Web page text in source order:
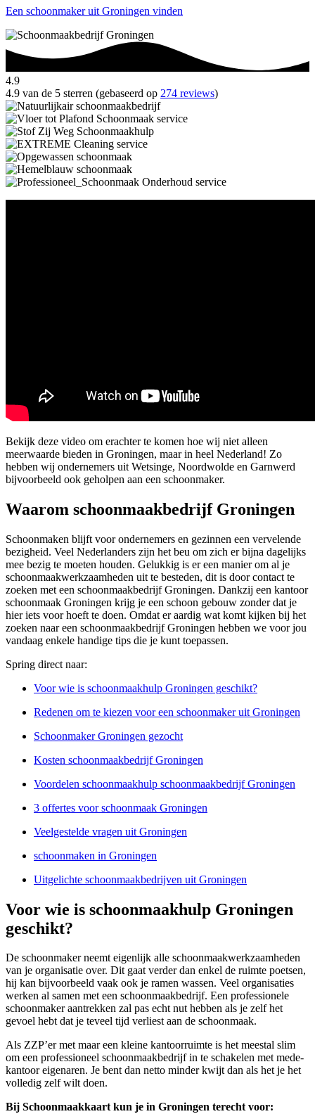
Een schoonmaker uit Groningen vinden
4.9
4.9 van de 5 sterren (gebaseerd op 274 reviews)
Bekijk deze video om erachter te komen hoe wij niet alleen
meerwaarde bieden in Groningen, maar in heel Nederland! Zo
hebben wij ondernemers uit Wetsinge, Noordwolde en Garnwerd
bijvoorbeeld ook geholpen aan een schoonmaker.
Waarom schoonmaakbedrijf Groningen
Schoonmaken blijft voor ondernemers en gezinnen een vervelende
bezigheid. Veel Nederlanders zijn het beu om zich er bijna dagelijks
mee bezig te moeten houden. Gelukkig is er een manier om al je
schoonmaakwerkzaamheden uit te besteden, dit is door contact te
zoeken met een schoonmaakbedrijf Groningen. Dankzij een kantoor
schoonmaak Groningen krijg je een schoon gebouw zonder dat je
hier iets voor hoeft te doen. Omdat er aardig wat komt kijken bij het
zoeken naar een schoonmaakbedrijf Groningen hebben we voor jou
vandaag enkele handige tips die je kunt toepassen.
Spring direct naar:
Voor wie is schoonmaakhulp Groningen geschikt?
Redenen om te kiezen voor een schoonmaker uit Groningen
Schoonmaker Groningen gezocht
Kosten schoonmaakbedrijf Groningen
Voordelen schoonmaakhulp schoonmaakbedrijf Groningen
3 offertes voor schoonmaak Groningen
Veelgestelde vragen uit Groningen
schoonmaken in Groningen
Uitgelichte schoonmaakbedrijven uit Groningen
Voor wie is schoonmaakhulp Groningen
geschikt?
De schoonmaker neemt eigenlijk alle schoonmaakwerkzaamheden
van je organisatie over. Dit gaat verder dan enkel de ruimte poetsen,
hij kan bijvoorbeeld vaak ook je ramen wassen. Veel organisaties
werken al samen met een schoonmaakbedrijf. Een professionele
schoonmaker aantrekken zal pas echt nut hebben als je zelf het
gevoel hebt dat je teveel tijd verliest aan de schoonmaak.
Als ZZP’er met maar een kleine kantoorruimte is het meestal slim
om een professioneel schoonmaakbedrijf in te schakelen met mede-
kantoor eigenaren. Je bent dan netto minder kwijt dan als het je het
volledig zelf wilt doen.
Bij Schoonmaakkaart kun je in Groningen terecht voor: